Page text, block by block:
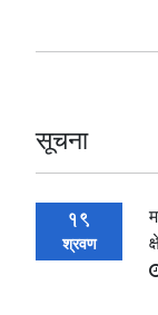
सूचना
19
श्रवण